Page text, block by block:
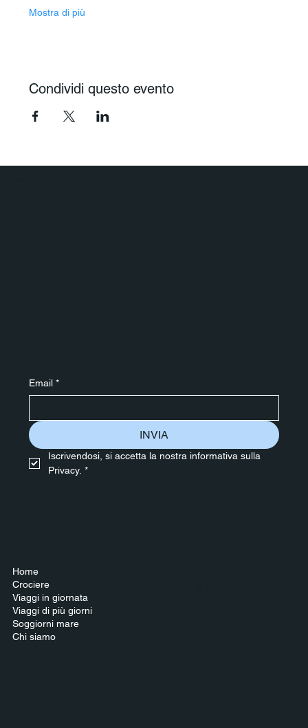
Mostra di più
Condividi questo evento
Email *
INVIA
Iscrivendosi, si accetta la nostra informativa sulla
Privacy. *
Home
Crociere
Viaggi in giornata
Viaggi di più giorni
Soggiorni mare
Chi siamo